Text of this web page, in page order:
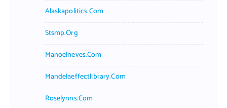
Alaskapolitics.com
Stsmp.org
Manoelneves.com
Mandelaeffectlibrary.com
Roselynns.com